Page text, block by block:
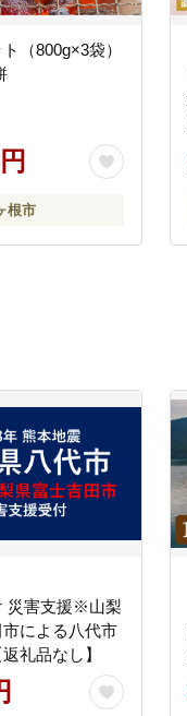
（800g×3袋）
根市
災害支援※山梨
による八代市
礼品なし】